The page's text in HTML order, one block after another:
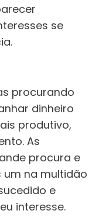
se
procurando
dinheiro
produtivo,
As
procura e
na multidão
e
interesse.